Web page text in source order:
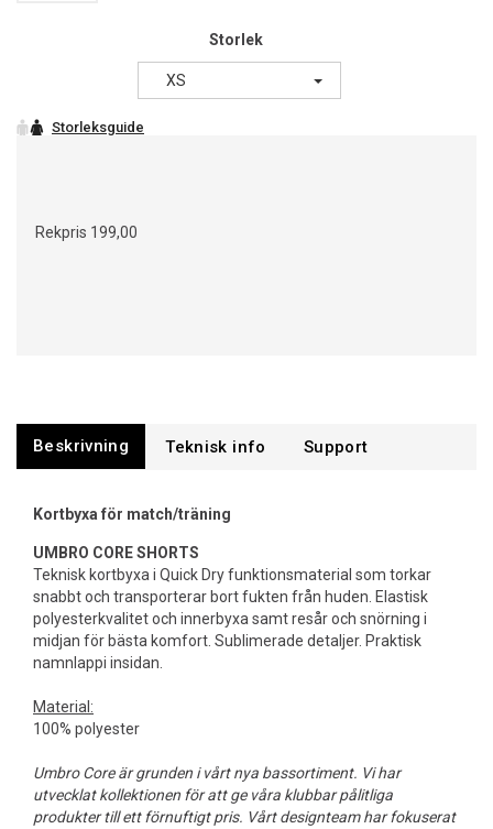
Storlek
XS
Rekpris 199,00
Beskrivning Support
Kortbyxa för match/träning
UMBRO CORE SHORTS
Teknisk kortbyxa i Quick Dry funktionsmaterial som torkar
snabbt och transporterar bort fukten från huden. Elastisk
polyesterkvalitet och innerbyxa samt resår och snörning i
midjan för bästa komfort. Sublimerade detaljer. Praktisk
namnlappi insidan.
Material:
100% polyester
Umbro Core är grunden i vårt nya bassortiment. Vi har
utvecklat kollektionen för att ge våra klubbar pålitliga
produkter till ett förnuftigt pris. Vårt designteam har fokuserat